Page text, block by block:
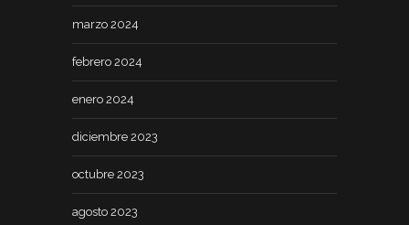
marzo 2024
febrero 2024
enero 2024
diciembre 2023
octubre 2023
agosto 2023